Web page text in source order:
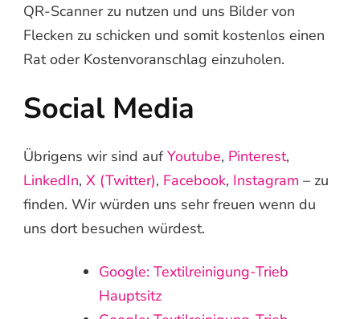
QR-Scanner zu nutzen und uns Bilder von
Flecken zu schicken und somit kostenlos einen
Rat oder Kostenvoranschlag einzuholen.
Social Media
Übrigens wir sind auf Youtube, Pinterest,
LinkedIn, X (Twitter), Facebook, Instagram – zu
finden. Wir würden uns sehr freuen wenn du
uns dort besuchen würdest.
Google: Textilreinigung-Trieb
Hauptsitz